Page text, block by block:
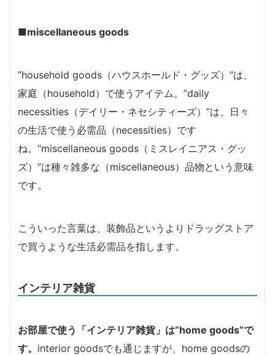
■miscellaneous goods
”household goods（ハウスホールド・グッズ）”は、
家庭（household）で使うアイテム。”daily
necessities（デイリー・ネセシティーズ）”は、日々
の生活で使う必需品（necessities）です
ね。“miscellaneous goods（ミスレイニアス・グッ
ズ）”は種々雑多な（miscellaneous）品物という意味
です。
こういった言葉は、装飾品というよりドラッグストア
で買うような生活必需品を指します。
インテリア雑貨
お部屋で使う「インテリア雑貨」は”home goods”で
す。 interior goodsでも通じますが、home goodsの